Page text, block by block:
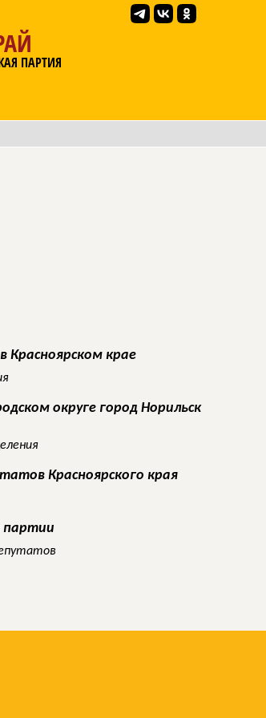
ПАРТИЯ
Красноярском крае
округе город Норильск
Красноярского края
партии